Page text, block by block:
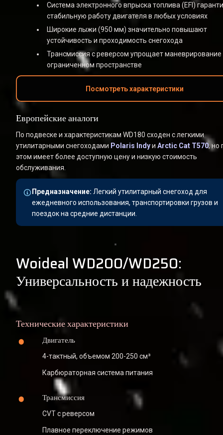
Система электронного впрыска топлива (EFI)
стабильную работу двигателя в любых условиях
Широкие лыжи (950 мм) значительно повышают
устойчивость и проходимость снегохода
Трансмиссия с реверсом упрощает маневрирование
ограниченном пространстве
Посмотреть характеристики
Европейские аналоги
По подвеске и характеристикам WD180 сходен с легкими
утилитарными снегоходами Polaris Indy и Arctic Cat T570, но
этом имеет более доступную цену и низкую стоимость
обслуживания.
Предназначение: Легкий утилитарный снегоход для
ежедневного использования, транспортировки грузов и
поездок на средние дистанции.
Woideal WD200/WD250:
Универсальность и надежность
Технические характеристики
Двигатель
4-тактный, объемом 200-250 см³
Карбюраторная система питания
Трансмиссия
CVT с реверсом
Плавное переключение режимов